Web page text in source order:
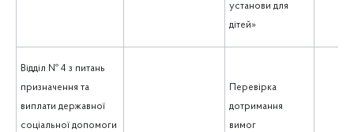
установи для
дітей»
Відділ № 4 з питань
призначення та
виплати державної
соціальної допомоги
Перевірка
дотримання
вимог